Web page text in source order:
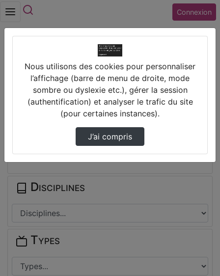
Connexion
Collège ARISTIDE BRUANT (45) COURTENAY
L'Orientation Après La Troisième
Prendre des notes
Il n'y a pas de note disponible pour vous pour cette vidéo.
Connectez-vous pour en créer une nouvelle.
Disciplines
Types
Nous utilisons des cookies pour personnaliser
l’affichage (barre de menu de droite, mode
sombre ou dyslexie etc.), gérer la session
(authentification) et analyser le trafic du site
(pour certaines instances).
J’ai compris